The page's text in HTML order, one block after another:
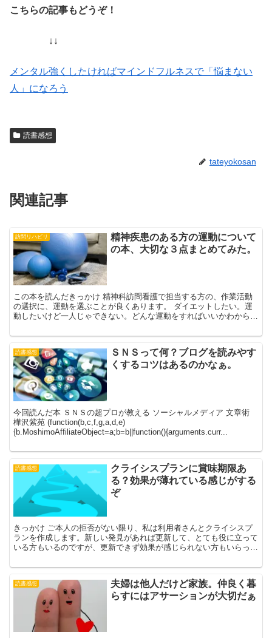
こちらの記事もどうぞ！
↓↓
メンタル強くしたければマインドフルネスで「悩まない
人」になろう
読書感想
tateyokosan
関連記事
訪問リハビリ
精神疾患のある方の運動について
の本、大切な３点まとめてみた。
この本を読んだきっかけ 精神科訪問看護で担当する方の、作業活動
の選択に、運動を選ぶことが良くあります。 ダイエットしたい。運
動したいけど一人じゃできない。どんな運動をすればいいかわからな
読書感想
ＳＮＳって何？ブログを読みやす
くするコツはあるのかなぁ。
今回読んだ本 ＳＮＳの超プロが教える ソーシャルメディア 文章術
樺沢紫苑 (function(b,c,f,g,a,d,e)
{b.MoshimoAffiliateObject=a;b=b||function(){arguments.curr...
読書感想
クライシスプランに賞味期限あ
る？効果が薄れている感じがする
ぞ
きっかけ ご本人の拒否がない限り、私は利用者さんとクライシスプ
ランを作成します。新しい発見があれば更新して、とても役に立って
いる方もいるのですが、更新できず効果が感じられない方もいらっし
読書感想
夫婦は他人だけど家族。仲良く暮
らすにはアサーションが大切だぁ